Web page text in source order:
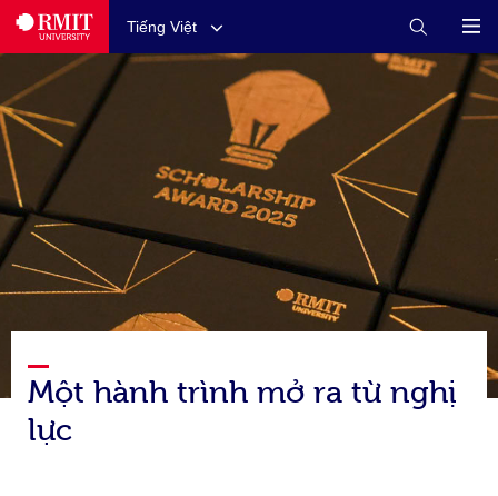
Tiếng Việt
Một hành trình mở ra từ nghị
lực